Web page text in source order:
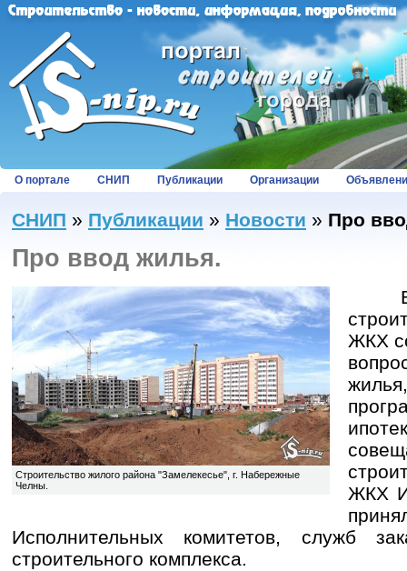
О портале СНИП Публикации Организации
СНИП » Публикации » Новости » Про
Про ввод жилья.
Строительство жилого района "Замелекесье", г. Набережные
Челны.
ЖКХ
ЖКХ
Исполнительных комитетов, служб
строительного комплекса.